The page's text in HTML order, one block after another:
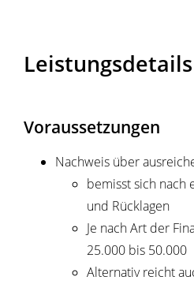
Leistungsdetails
Voraussetzungen
Nachweis über
bemisst sich nach
und Rücklagen
Je nach Art der
25.000 bis 50.000
Alternativ reicht